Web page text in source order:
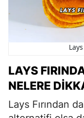
LAYS
NELERE
Lays Fırından